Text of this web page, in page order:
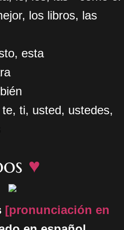
los libros, las
esta
ti, usted, ustedes,
♥
[pronunciación en